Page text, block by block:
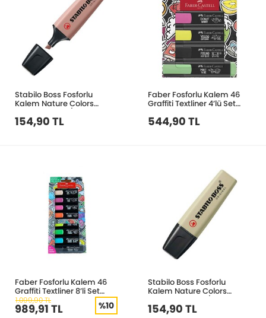
Stabilo Boss Fosforlu
Kalem Nature Colors
Kahverengi 70/165
154,90 TL
Faber Fosforlu Kalem 46
Graffiti Textliner 4’lü Set
544,90 TL
Faber Fosforlu Kalem 46
Graffiti Textliner 8’li Set
5030254692000
1.099,90 TL
989,91 TL %10
Stabilo Boss Fosforlu
Kalem Nature Colors
154,90 TL